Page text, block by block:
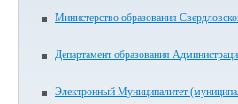
Министерство образования
Департамент образования
Электронный Муниципалитет